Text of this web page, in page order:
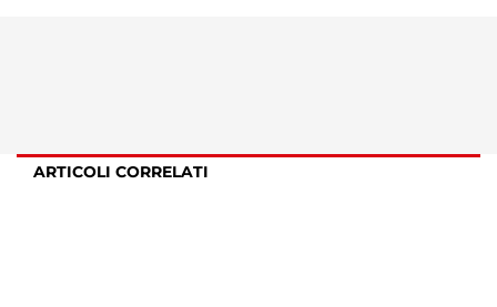
ARTICOLI CORRELATI